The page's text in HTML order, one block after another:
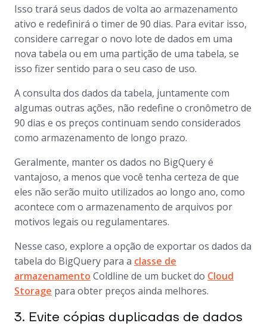
Isso trará seus dados de volta ao armazenamento
ativo e redefinirá o timer de 90 dias. Para evitar isso,
considere carregar o novo lote de dados em uma
nova tabela ou em uma partição de uma tabela, se
isso fizer sentido para o seu caso de uso.
A consulta dos dados da tabela, juntamente com
algumas outras ações, não redefine o cronômetro de
90 dias e os preços continuam sendo considerados
como armazenamento de longo prazo.
Geralmente, manter os dados no BigQuery é
vantajoso, a menos que você tenha certeza de que
eles não serão muito utilizados ao longo ano, como
acontece com o armazenamento de arquivos por
motivos legais ou regulamentares.
Nesse caso, explore a opção de exportar os dados da
tabela do BigQuery para a classe de
armazenamento Coldline de um bucket do Cloud
Storage para obter preços ainda melhores.
3. Evite cópias duplicadas de dados